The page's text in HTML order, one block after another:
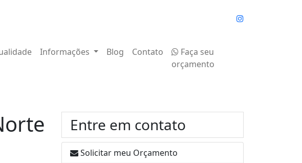
Informações Blog Contato
Faça seu
orçamento
Entre em contato
Solicitar meu Orçamento